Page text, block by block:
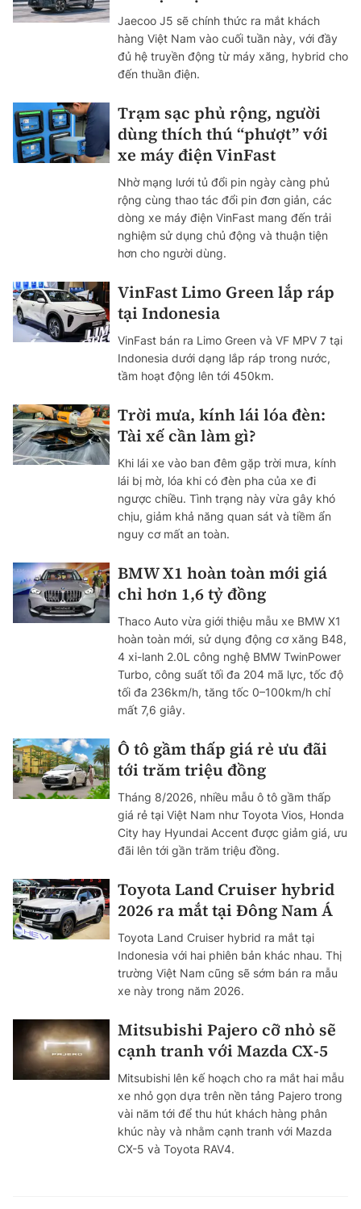
Jaecoo J5 sẽ chính thức ra mắt khách
hàng Việt Nam vào cuối tuần này, với đầy
đủ hệ truyền động từ máy xăng, hybrid cho
đến thuần điện.
Trạm sạc phủ rộng, người
dùng thích thú “phượt” với
xe máy điện VinFast
Nhờ mạng lưới tủ đổi pin ngày càng phủ
rộng cùng thao tác đổi pin đơn giản, các
dòng xe máy điện VinFast mang đến trải
nghiệm sử dụng chủ động và thuận tiện
hơn cho người dùng.
VinFast Limo Green lắp ráp
tại Indonesia
VinFast bán ra Limo Green và VF MPV 7 tại
Indonesia dưới dạng lắp ráp trong nước,
tầm hoạt động lên tới 450km.
Trời mưa, kính lái lóa đèn:
Tài xế cần làm gì?
Khi lái xe vào ban đêm gặp trời mưa, kính
lái bị mờ, lóa khi có đèn pha của xe đi
ngược chiều. Tình trạng này vừa gây khó
chịu, giảm khả năng quan sát và tiềm ẩn
nguy cơ mất an toàn.
BMW X1 hoàn toàn mới giá
chỉ hơn 1,6 tỷ đồng
Thaco Auto vừa giới thiệu mẫu xe BMW X1
hoàn toàn mới, sử dụng động cơ xăng B48,
4 xi-lanh 2.0L công nghệ BMW TwinPower
Turbo, công suất tối đa 204 mã lực, tốc độ
tối đa 236km/h, tăng tốc 0–100km/h chỉ
mất 7,6 giây.
Ô tô gầm thấp giá rẻ ưu đãi
tới trăm triệu đồng
Tháng 8/2026, nhiều mẫu ô tô gầm thấp
giá rẻ tại Việt Nam như Toyota Vios, Honda
City hay Hyundai Accent được giảm giá, ưu
đãi lên tới gần trăm triệu đồng.
Toyota Land Cruiser hybrid
2026 ra mắt tại Đông Nam Á
Toyota Land Cruiser hybrid ra mắt tại
Indonesia với hai phiên bản khác nhau. Thị
trường Việt Nam cũng sẽ sớm bán ra mẫu
xe này trong năm 2026.
Mitsubishi Pajero cỡ nhỏ sẽ
cạnh tranh với Mazda CX-5
Mitsubishi lên kế hoạch cho ra mắt hai mẫu
xe nhỏ gọn dựa trên nền tảng Pajero trong
vài năm tới để thu hút khách hàng phân
khúc này và nhằm cạnh tranh với Mazda
CX-5 và Toyota RAV4.